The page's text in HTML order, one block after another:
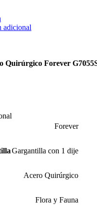
adicional
Quirúrgico Forever
Forever
Gargantilla con 1 dije
Acero Quirúrgico
Flora y Fauna